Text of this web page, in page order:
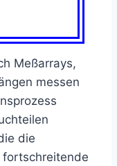
Meßarrays,
messen
die
fortschreitende